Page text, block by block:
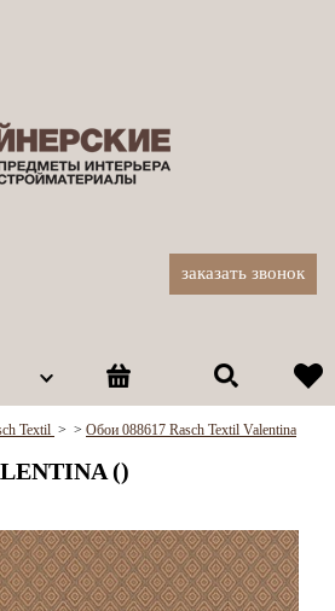
заказать звонок
Textil > > Обои 088617 Rasch Textil Valentina
()